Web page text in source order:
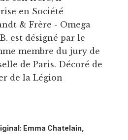
en Société
& Frère - Omega
est désigné par le
membre du jury de
de Paris. Décoré de
de la Légion
Emma Chatelain,